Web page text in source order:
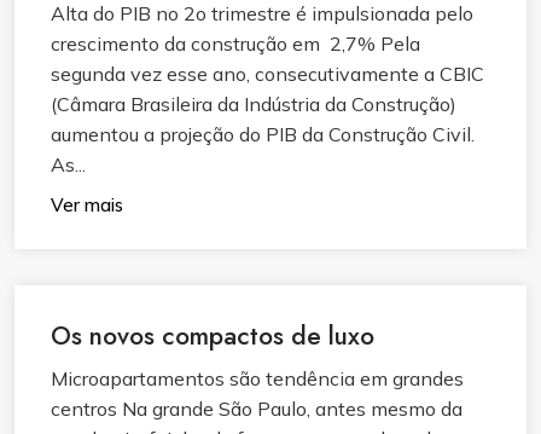
Alta do PIB no 2o trimestre é impulsionada pelo
crescimento da construção em 2,7% Pela
segunda vez esse ano, consecutivamente a CBIC
(Câmara Brasileira da Indústria da Construção)
aumentou a projeção do PIB da Construção Civil.
As...
Ver mais
Os novos compactos de luxo
Microapartamentos são tendência em grandes
centros Na grande São Paulo, antes mesmo da